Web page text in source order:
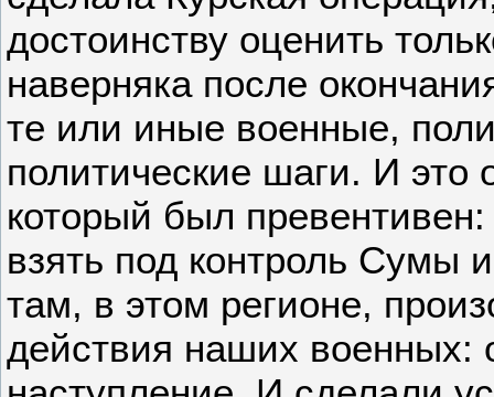
достоинству оценить
наверняка после
те или иные военные,
политические шаги. И это
который был
взять под контроль Сумы
там, в этом регионе,
действия наших военных: